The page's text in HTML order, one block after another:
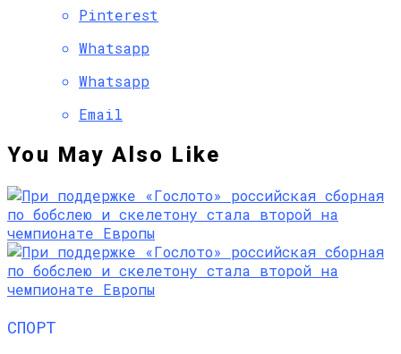
Pinterest
Whatsapp
Whatsapp
Email
You May Also Like
СПОРТ